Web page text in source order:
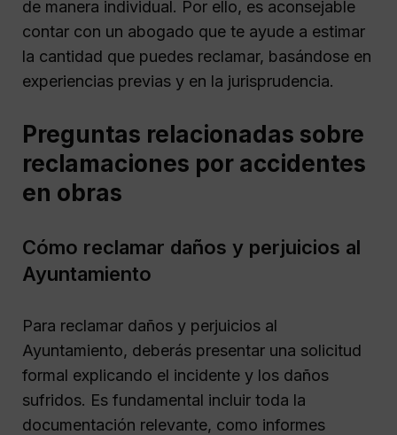
de manera individual. Por ello, es aconsejable
contar con un abogado que te ayude a estimar
la cantidad que puedes reclamar, basándose en
experiencias previas y en la jurisprudencia.
Preguntas relacionadas sobre
reclamaciones por accidentes
en obras
Cómo reclamar daños y perjuicios al
Ayuntamiento
Para reclamar daños y perjuicios al
Ayuntamiento, deberás presentar una solicitud
formal explicando el incidente y los daños
sufridos. Es fundamental incluir toda la
documentación relevante, como informes